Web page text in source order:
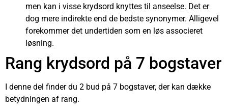
men kan i visse krydsord knyttes til anseelse. Det er
dog mere indirekte end de bedste synonymer. Alligevel
forekommer det undertiden som en løs associeret
løsning.
Rang krydsord på 7 bogstaver
I denne del finder du 2 bud på 7 bogstaver, der kan dække
betydningen af rang.